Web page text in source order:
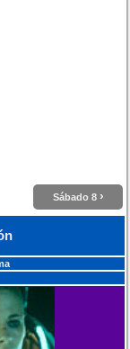
Sábado 8 ›